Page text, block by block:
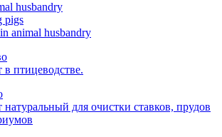
husbandry
pigs
animal husbandry
в птицеводстве.
натуральный для очистки ставков, прудов